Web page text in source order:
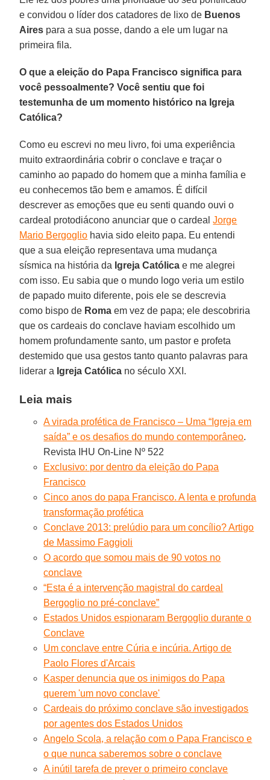
e convidou o líder dos catadores de lixo de Buenos
Aires para a sua posse, dando a ele um lugar na
primeira fila.
O que a eleição do Papa Francisco significa para
você pessoalmente? Você sentiu que foi
testemunha de um momento histórico na Igreja
Católica?
Como eu escrevi no meu livro, foi uma experiência
muito extraordinária cobrir o conclave e traçar o
caminho ao papado do homem que a minha família e
eu conhecemos tão bem e amamos. É difícil
descrever as emoções que eu senti quando ouvi o
cardeal protodiácono anunciar que o cardealJorge
Mario Bergoglio havia sido eleito papa. Eu entendi
que a sua eleição representava uma mudança
sísmica na história da Igreja Católica e me alegrei
com isso. Eu sabia que o mundo logo veria um estilo
de papado muito diferente, pois ele se descrevia
como bispo de Roma em vez de papa; ele descobriria
que os cardeais do conclave haviam escolhido um
homem profundamente santo, um pastor e profeta
destemido que usa gestos tanto quanto palavras para
liderar a Igreja Católica no século XXI.
Leia mais
A virada profética de Francisco – Uma “Igreja em
saída” e os desafios do mundo contemporâneo.
Revista IHU On-Line Nº 522
Exclusivo: por dentro da eleição do Papa
Francisco
Cinco anos do papa Francisco. A lenta e profunda
transformação profética
Conclave 2013: prelúdio para um concílio? Artigo
de Massimo Faggioli
O acordo que somou mais de 90 votos no
conclave
“Esta é a intervenção magistral do cardeal
Bergoglio no pré-conclave”
Estados Unidos espionaram Bergoglio durante o
Conclave
Um conclave entre Cúria e incúria. Artigo de
Paolo Flores d'Arcais
Kasper denuncia que os inimigos do Papa
querem 'um novo conclave'
Cardeais do próximo conclave são investigados
por agentes dos Estados Unidos
Angelo Scola, a relação com o Papa Francisco e
o que nunca saberemos sobre o conclave
A inútil tarefa de prever o primeiro conclave